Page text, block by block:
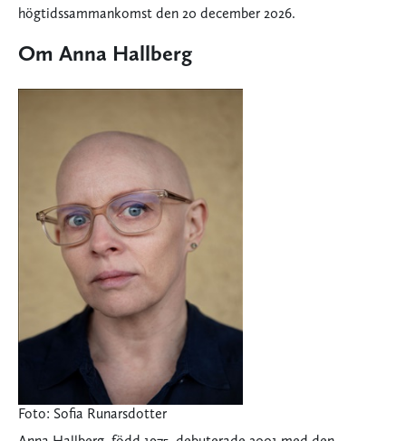
högtidssammankomst den 20 december 2026.
Om Anna Hallberg
Foto: Sofia Runarsdotter